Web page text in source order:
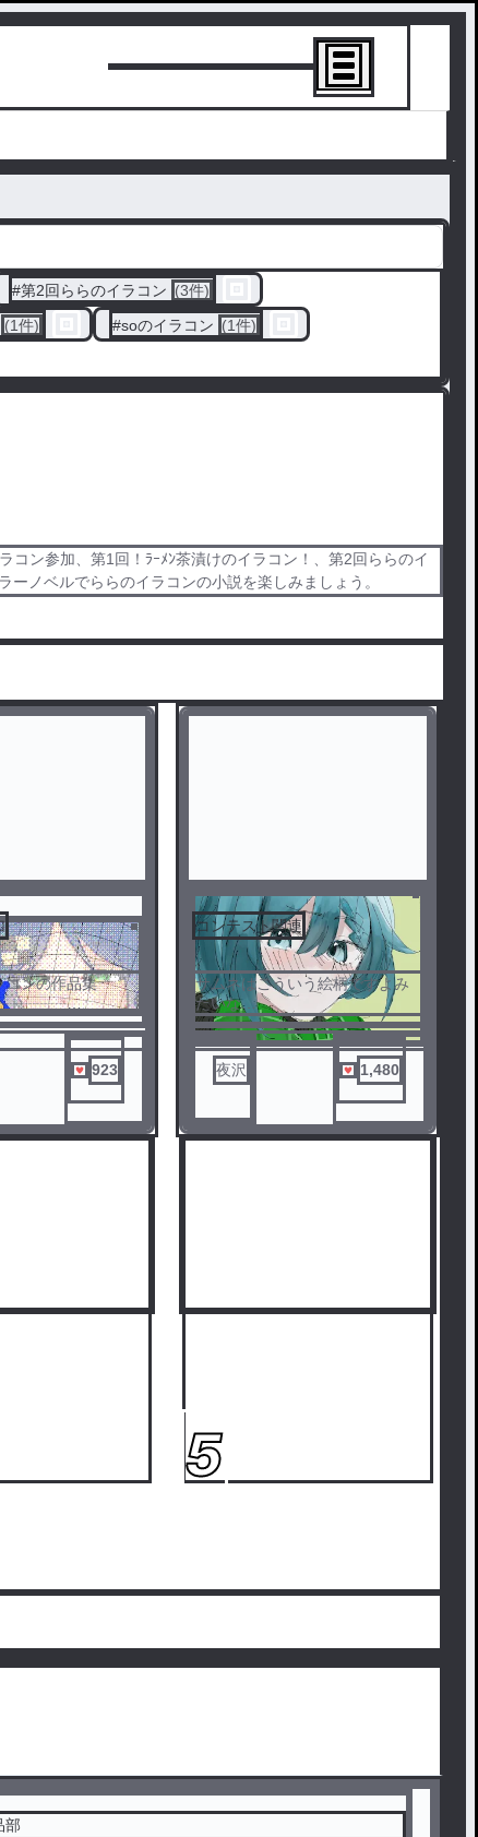
#第2回ららのイラコン (3件)
(1件) #soのイラコン (1件)
ン参加、第1回！ﾗｰﾒﾝ茶漬けのイラコン！、第2回ららのイ
ノベルでららのイラコンの小説を楽しみましょう。
コンの作品集
いただいイラコン
ン
ﾝ茶漬けのイラコ
イラコン
イラコン
923
コンテスト関連
サムネはこういう絵柄ですよみ
たいな
実際不安定なんですけどね( ＾
∀＾)ｹﾞﾗｯｹﾞﾗ…ｺﾞﾎｯ...ｳﾞ...ｹﾞﾎｯｺﾞﾎ
ｯｺﾞﾎｯ...
夜沢 1,480
5
部